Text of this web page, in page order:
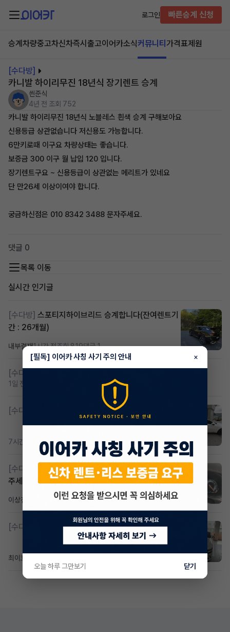
로그인 빠른승계 신청
승계차량중고차신차즉시출고이어카소식커뮤니티 가격표제원
[수다방]
카니발 하이리무진 18년식 장기렌트 승계
씐준식
4년 전 조회 752
카니발 하이리무진 18년식 노블레스 흰색 승계 구해보아요
신용등급 상관없습니다 저신용도 가능합니다.
6만키로때 이구요 차량상태는 좋습니다.
보증금 300 이구 월 납입 120 입니다.
장기렌트구요 ~ 신용등급이 상관없는 메리트가 있네요
단 만26세 이상이여야 합니다.
궁금하신점은 010 8342 3488 문자주세요.
댓글 0
목록 이동
실시간 인기글
[수다방] 스포티지하이브리드 승계합니다(잔여렌트기
간 : 26개월)
내부결재1시간 전조회 819댓글 1
[수다방]
1일 전
[수다방] K8 하이브리드 (풀옵션) 758,780원
7시간 전 조회 380댓글 3
[수다방]
Gv70 승계자분 구합니다 지원금 협의연락
주세요
이상진 조회 185 댓글 1
[수다방] 제네시스 g80 3.5 4륜 거의 풀옵션 페이스
최이호
[필독] 이어카 사칭 사기 주의 안내 ×
오늘 하루 그만보기 닫기